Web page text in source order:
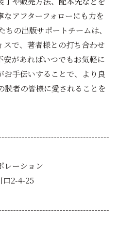
アフターフォローにも力を
ちの出版サポートチームは、
で、著者様との打ち合わせ
安があればいつでもお気軽に
お手伝いすることで、より良
読者の皆様に愛されることを
レーション
口2-4-25